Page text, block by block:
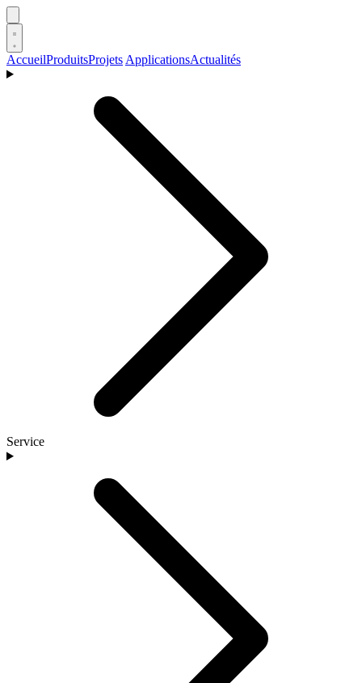
AccueilProduitsProjets ApplicationsActualités
Service